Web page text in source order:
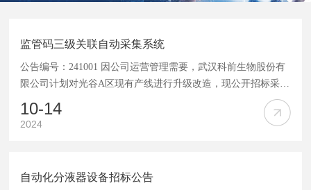
监管码三级关联自动采集系统
公告编号：241001 因公司运营管理需要，武汉科前生物股份有
限公司计划对光谷A区现有产线进行升级改造，现公开招标采
购：三级关联监管码自动采集系统，择优选定设备供应单位。
特邀具备以上设备设计、制造、安装调试能力资质的单位报
受委托人联系电话以及劳动合同或社保证明; 4.最近三年完成的
10-14
2024
自动化分液器设备招标公告